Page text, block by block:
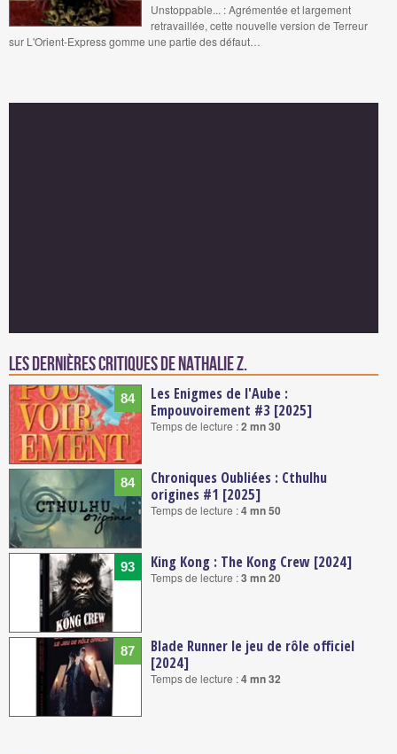
Unstoppable... : Agrémentée et largement
retravaillée, cette nouvelle version de Terreur
sur L'Orient-Express gomme une partie des défaut…
Les dernières critiques de Nathalie Z.
84
Les Enigmes de l'Aube :
Empouvoirement #3 [2025]
Temps de lecture :2 mn 30
84
Chroniques Oubliées : Cthulhu
origines #1 [2025]
Temps de lecture :4 mn 50
93 King Kong : The Kong Crew [2024]
Temps de lecture :3 mn 20
87
Blade Runner le jeu de rôle officiel
[2024]
Temps de lecture :4 mn 32